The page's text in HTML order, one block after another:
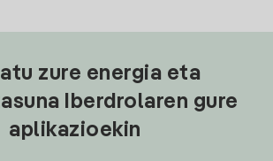
zure energia eta
Iberdrolaren gure
aplikazioekin